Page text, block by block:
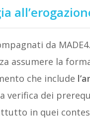
da
assumere la
che include
verifica dei
in quei